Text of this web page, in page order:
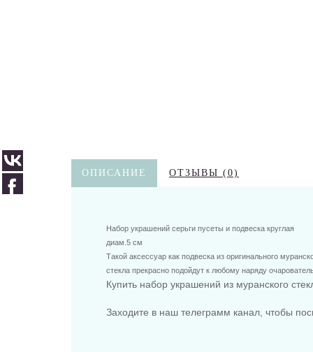
ОПИСАНИЕ ОТЗЫВЫ (0)
Набор украшений серьги пусеты и подвеска круглая
диам.5 см
Такой аксессуар как подвеска из оригинального
стекла прекрасно подойдут к любому наряду
Купить набор украшений из муранского
Заходите в наш телеграмм канал, чтобы